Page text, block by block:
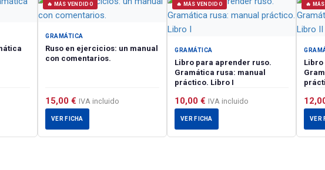
🔥 MÁS VENDIDO
GRAMÁTICA
Ruso en ejercicios: un manual
con comentarios.
15,00 € IVA incluido
VER FICHA
🔥 MÁS VENDIDO
GRAMÁTICA
Libro para aprender ruso.
Gramática rusa: manual
práctico. Libro I
10,00 € IVA incluido
VER FICHA
🔥
Libro
VER